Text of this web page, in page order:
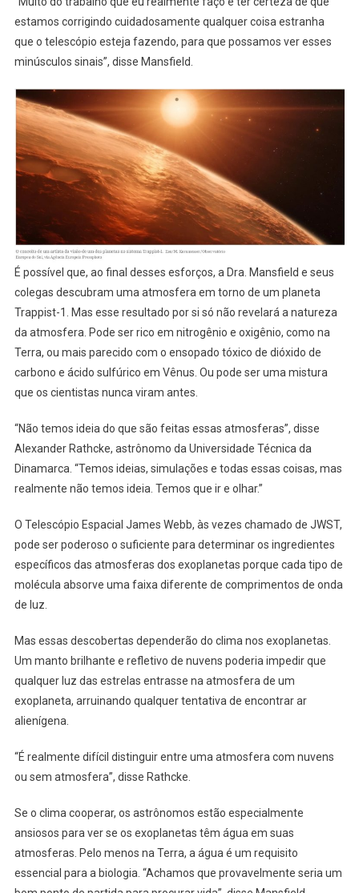
estamos corrigindo cuidadosamente qualquer coisa estranha
que o telescópio esteja fazendo, para que possamos ver esses
minúsculos sinais”, disse Mansfield.
É possível que, ao final desses esforços, a Dra. Mansfield e seus
colegas descubram uma atmosfera em torno de um planeta
Trappist-1. Mas esse resultado por si só não revelará a natureza
da atmosfera. Pode ser rico em nitrogênio e oxigênio, como na
Terra, ou mais parecido com o ensopado tóxico de dióxido de
carbono e ácido sulfúrico em Vênus. Ou pode ser uma mistura
que os cientistas nunca viram antes.
“Não temos ideia do que são feitas essas atmosferas”, disse
Alexander Rathcke, astrônomo da Universidade Técnica da
Dinamarca. “Temos ideias, simulações e todas essas coisas, mas
realmente não temos ideia. Temos que ir e olhar.”
O Telescópio Espacial James Webb, às vezes chamado de JWST,
pode ser poderoso o suficiente para determinar os ingredientes
específicos das atmosferas dos exoplanetas porque cada tipo de
molécula absorve uma faixa diferente de comprimentos de onda
de luz.
Mas essas descobertas dependerão do clima nos exoplanetas.
Um manto brilhante e refletivo de nuvens poderia impedir que
qualquer luz das estrelas entrasse na atmosfera de um
exoplaneta, arruinando qualquer tentativa de encontrar ar
alienígena.
“É realmente difícil distinguir entre uma atmosfera com nuvens
ou sem atmosfera”, disse Rathcke.
Se o clima cooperar, os astrônomos estão especialmente
ansiosos para ver se os exoplanetas têm água em suas
atmosferas. Pelo menos na Terra, a água é um requisito
essencial para a biologia. “Achamos que provavelmente seria um